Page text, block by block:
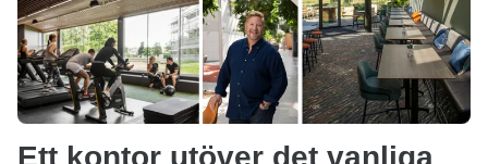
Ett kontor utöver det vanliga